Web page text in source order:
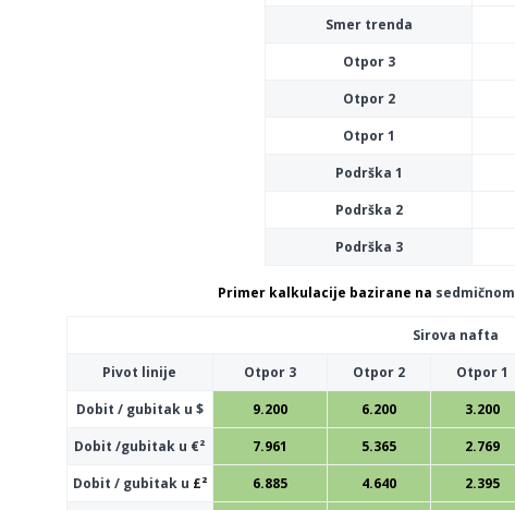
Smer trenda
Otpor 3
Otpor 2
Otpor 1
Podrška 1
Podrška 2
Podrška 3
Primer kalkulacije bazirane na sedmičnom
Sirova nafta
Pivot linije
Otpor 3 Otpor 2 Otpor 1
Dobit / gubitak u $
9.200 6.200 3.200
Dobit /gubitak u €²
7.961 5.365 2.769
Dobit / gubitak u £² 6.885 4.640 2.395